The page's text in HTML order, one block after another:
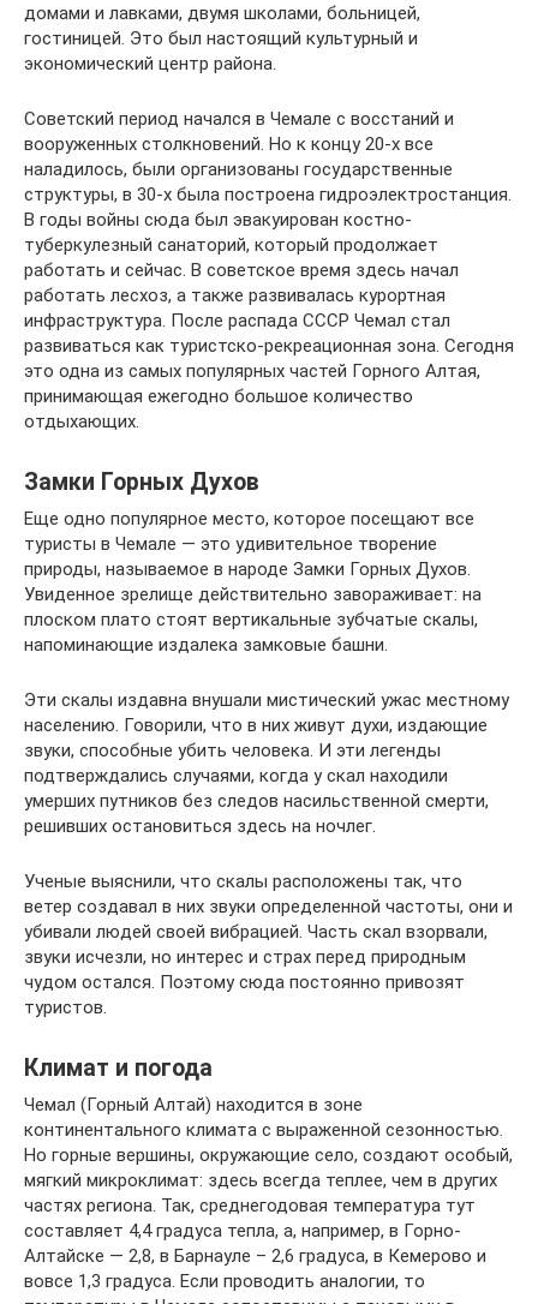
домами и лавками, двумя школами, больницей,
гостиницей. Это был настоящий культурный и
экономический центр района.
Советский период начался в Чемале с восстаний и
вооруженных столкновений. Но к концу 20-х все
наладилось, были организованы государственные
структуры, в 30-х была построена гидроэлектростанция.
В годы войны сюда был эвакуирован костно-
туберкулезный санаторий, который продолжает
работать и сейчас. В советское время здесь начал
работать лесхоз, а также развивалась курортная
инфраструктура. После распада СССР Чемал стал
развиваться как туристско-рекреационная зона. Сегодня
это одна из самых популярных частей Горного Алтая,
принимающая ежегодно большое количество
отдыхающих.
Замки Горных Духов
Еще одно популярное место, которое посещают все
туристы в Чемале — это удивительное творение
природы, называемое в народе Замки Горных Духов.
Увиденное зрелище действительно завораживает: на
плоском плато стоят вертикальные зубчатые скалы,
напоминающие издалека замковые башни.
Эти скалы издавна внушали мистический ужас местному
населению. Говорили, что в них живут духи, издающие
звуки, способные убить человека. И эти легенды
подтверждались случаями, когда у скал находили
умерших путников без следов насильственной смерти,
решивших остановиться здесь на ночлег.
Ученые выяснили, что скалы расположены так, что
ветер создавал в них звуки определенной частоты, они и
убивали людей своей вибрацией. Часть скал взорвали,
звуки исчезли, но интерес и страх перед природным
чудом остался. Поэтому сюда постоянно привозят
туристов.
Климат и погода
Чемал (Горный Алтай) находится в зоне
континентального климата с выраженной сезонностью.
Но горные вершины, окружающие село, создают особый,
мягкий микроклимат: здесь всегда теплее, чем в других
частях региона. Так, среднегодовая температура тут
составляет 4,4 градуса тепла, а, например, в Горно-
Алтайске — 2,8, в Барнауле – 2,6 градуса, в Кемерово и
вовсе 1,3 градуса. Если проводить аналогии, то